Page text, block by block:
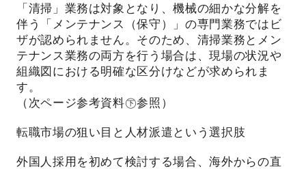
「清掃」業務は対象となり、機械の細かな分解を
伴う「メンテナンス（保守）」の専門業務ではビ
ザが認められません。そのため、清掃業務とメン
テナンス業務の両方を行う場合は、現場の状況や
組織図における明確な区分けなどが求められま
す。
（次ページ参考資料㊦参照）
転職市場の狙い目と人材派遣という選択肢
外国人採用を初めて検討する場合、海外からの直